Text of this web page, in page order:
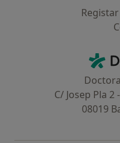
C/ Josep Pla
08019